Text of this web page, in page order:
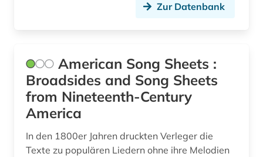
geologie (1)
georg friedrich (1)
germanistik (1)
Zur Datenbank
American Song Sheets :
Broadsides and Song Sheets
from Nineteenth-Century
America
In den 1800er Jahren druckten Verleger die
Texte zu populären Liedern ohne ihre Melodien